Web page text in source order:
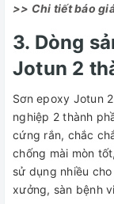
>> Chi tiết báo
3. Dòng
Jotun 2
Sơn epoxy Jotun
nghiệp 2 thành
cứng rắn, chắc
chống mài mòn
sử dụng nhiều
xưởng, sàn bệnh